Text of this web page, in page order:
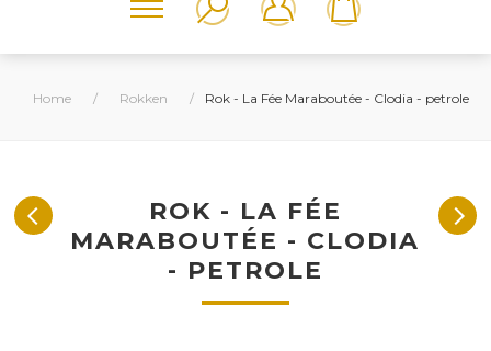
Home / Rokken / Rok - La Fée Maraboutée - Clodia - petrole
ROK - LA FÉE
MARABOUTÉE - CLODIA
- PETROLE